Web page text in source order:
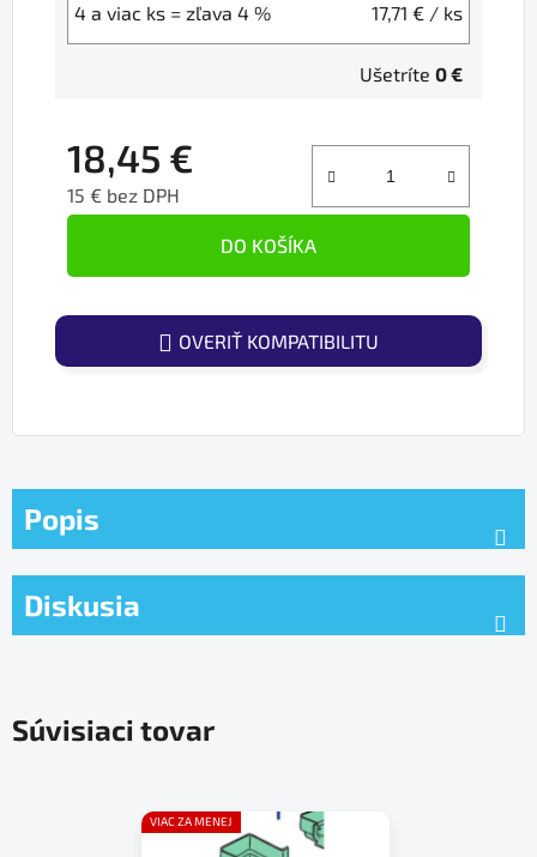
4 a viac ks = zľava 4 % 17,71 € / ks
Ušetríte 0 €
18,45 €
15 € bez DPH
DO KOŠÍKA
OVERIŤ KOMPATIBILITU
Popis
Diskusia
Súvisiaci tovar
VIAC ZA MENEJ